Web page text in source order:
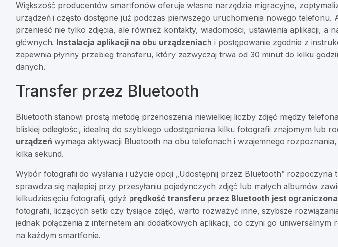
Większość producentów smartfonów oferuje własne narzędzia migracyjne,
urządzeń i często dostępne już podczas pierwszego uruchomienia nowego telefonu.
przenieść nie tylko zdjęcia, ale również kontakty, wiadomości, ustawienia aplikacji, a
głównych. Instalacja aplikacji na obu urządzeniach i postępowanie zgodnie z
zapewnia płynny przebieg transferu, który zazwyczaj trwa od 30 minut do kilku
danych.
Transfer przez Bluetooth
Bluetooth stanowi prostą metodę przenoszenia niewielkiej liczby zdjęć między
bliskiej odległości, idealną do szybkiego udostępnienia kilku fotografii znajomym lub
urządzeń wymaga aktywacji Bluetooth na obu telefonach i wzajemnego
kilka sekund.
Wybór fotografii do wysłania i użycie opcji „Udostępnij przez Bluetooth” rozpoczyna
sprawdza się najlepiej przy przesyłaniu pojedynczych zdjęć lub małych albumów
kilkudziesięciu fotografii, gdyż prędkość transferu przez Bluetooth jest ograniczona
fotografii, liczących setki czy tysiące zdjęć, warto rozważyć inne, szybsze
jednak połączenia z internetem ani dodatkowych aplikacji, co czyni go uniwersalnym
na każdym smartfonie.